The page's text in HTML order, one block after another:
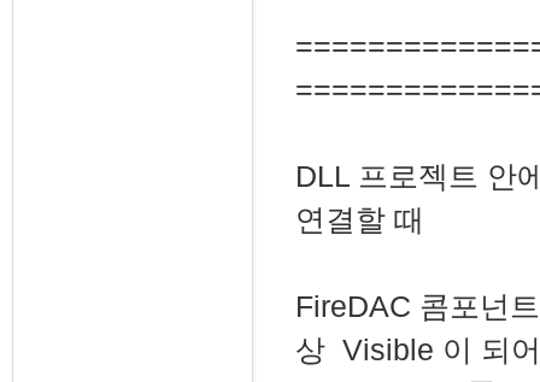
DLL 프로젝트 안
연결할 때
FireDAC 콤포넌
상 Visible 이 되